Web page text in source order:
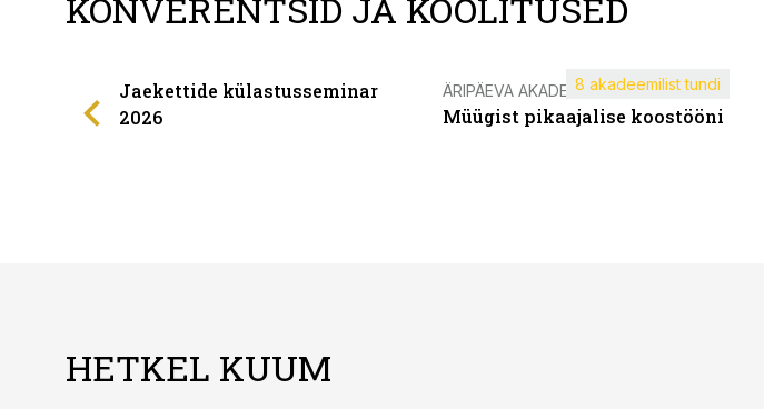
Jaekettide külastusseminar
2026
ÄRIPÄEVA AKADEEMIA
Müügist pikaajalise koostööni
8 akadeemilist tundi
HETKEL KUUM